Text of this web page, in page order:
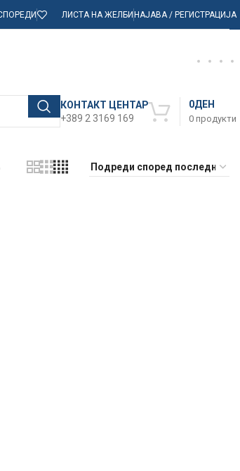
ЛИСТА НА ЖЕЛБИНАЈАВА / РЕГИСТРАЦИЈА
КОНТАКТ ЦЕНТАР
+389 2 3169 169
0 продукти
0ДЕН